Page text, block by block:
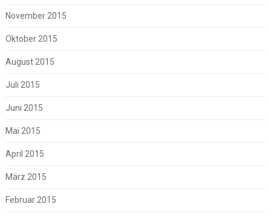
November 2015
Oktober 2015
August 2015
Juli 2015
Juni 2015
Mai 2015
April 2015
März 2015
Februar 2015